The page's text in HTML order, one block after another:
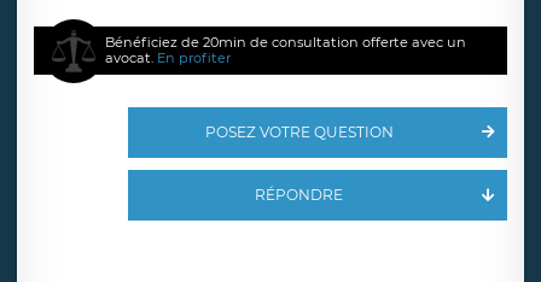
Bénéficiez de 20min de consultation offerte avec un
avocat. En profiter
POSEZ VOTRE QUESTION
RÉPONDRE